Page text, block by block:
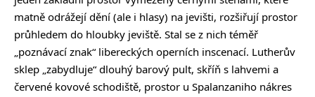
matně odrážejí dění (ale i hlasy) na jevišti, rozšiřují prostor
průhledem do hloubky jeviště. Stal se z nich téměř
„poznávací znak“ libereckých operních inscenací. Lutherův
sklep „zabydluje“ dlouhý barový pult, skříň s lahvemi a
červené kovové schodiště, prostor u Spalanzaniho nákres